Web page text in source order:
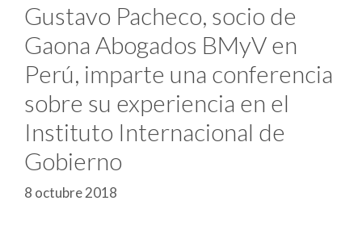
Gustavo Pacheco, socio de
Gaona Abogados BMyV en
Perú, imparte una conferencia
sobre su experiencia en el
Instituto Internacional de
Gobierno
8 octubre 2018